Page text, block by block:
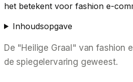
het betekent voor fashion e-
Inhoudsopgave
De "Heilige Graal" van fashion
de spiegelervaring geweest.